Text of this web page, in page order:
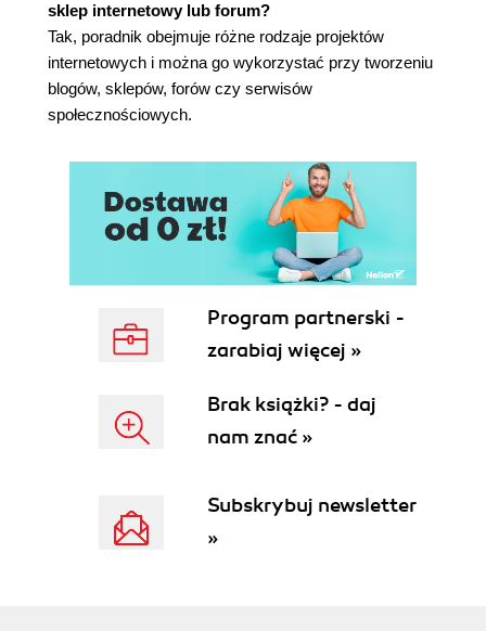
Rodzaje raportów (136)
Prototypowanie, czyli makiety (137)
Zakończenie (141)
Rozdział 5. Zagadnienia prawne (143)
Domeny i nazwy domenowe (145)
Logotyp i slogan a znaki towarowe (152)
Ochrona konkurencji (155)
Podstawa prawna działania stron urzędowych
Fotografia na stronie WWW (180)
Dane kontaktowe na stronie (185)
Ochrona danych osobowych (196)
Polityka prywatności (201)
Odpowiedzialność prawna (208)
Umowy związane z internetem (212)
sklep internetowy lub forum?
Tak, poradnik obejmuje różne rodzaje projektów
internetowych i można go wykorzystać przy tworzeniu
blogów, sklepów, forów czy serwisów
społecznościowych.
Program partnerski -
zarabiaj więcej »
Brak książki? - daj
nam znać »
Subskrybuj newsletter
»